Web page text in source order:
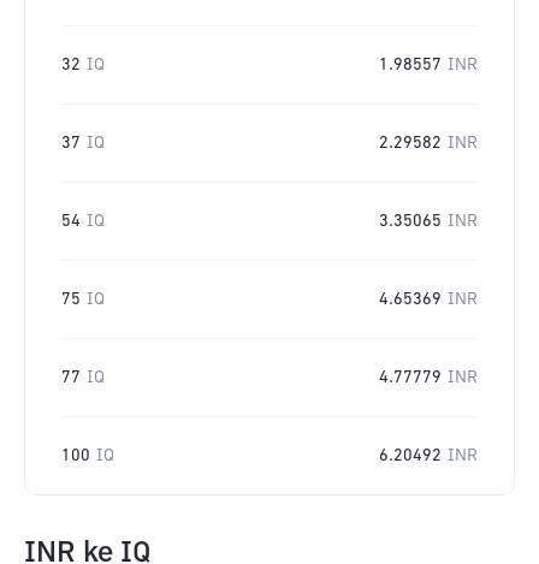
32 IQ 1.98557 INR
37 IQ 2.29582 INR
54 IQ 3.35065 INR
75 IQ 4.65369 INR
77 IQ 4.77779 INR
100 IQ 6.20492 INR
INR ke IQ